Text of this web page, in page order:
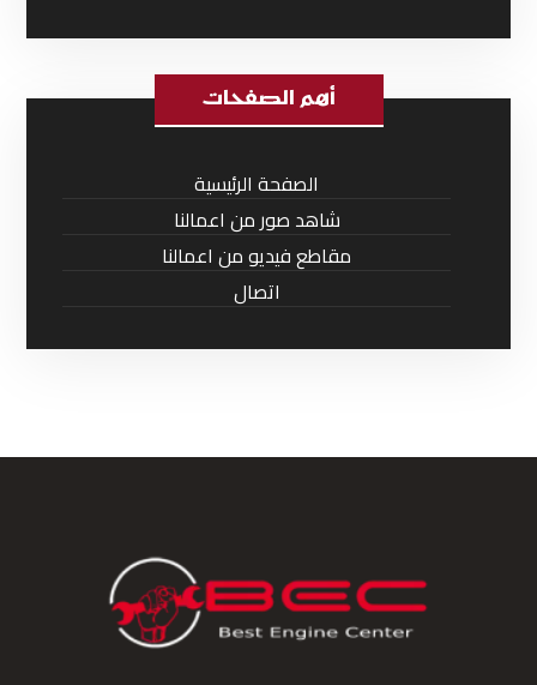
أهم الصفحات
الصفحة الرئيسية
شاهد صور من اعمالنا
مقاطع فيديو من اعمالنا
اتصال